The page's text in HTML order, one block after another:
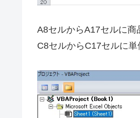
A8セルからA17セルに
C8セルからC17セルに単